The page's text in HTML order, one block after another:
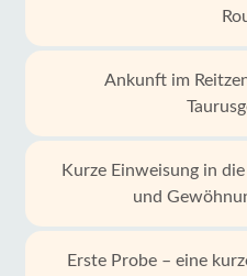
Ankunft im
Kurze Einweisung in
und
Erste Probe – eine